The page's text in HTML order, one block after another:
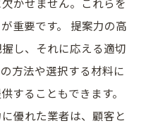
重要です。 提案力の高
し、それに応える適切
方法や選択する材料に
することもできます。
優れた業者は、顧客と